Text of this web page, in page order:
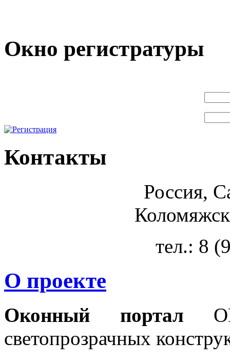
Окно регистратуры
Контакты
Россия,
тел.: 8
О проекте
Оконный портал
светопрозрачных